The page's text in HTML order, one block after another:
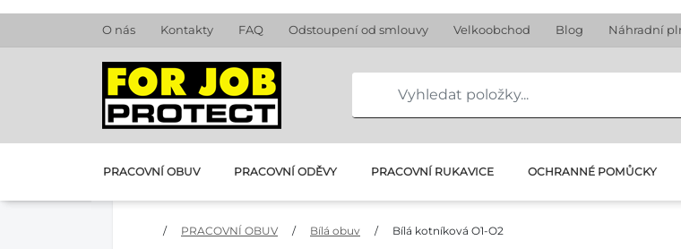
O nás Kontakty FAQ Odstoupení od smlouvy Velkoobchod Blog Náhradní
PRACOVNÍ OBUV PRACOVNÍ ODĚVY PRACOVNÍ RUKAVICE OCHRANNÉ POMŮCKY
/ PRACOVNÍ OBUV / Bílá obuv / Bílá kotníková O1-O2